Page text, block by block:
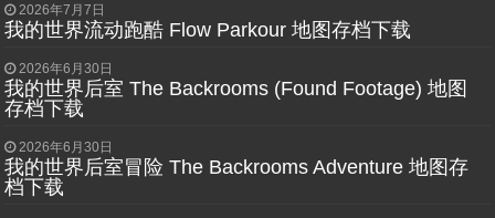
2026年7月7日
我的世界流动跑酷 Flow Parkour 地图存档下载
2026年6月30日
我的世界后室 The Backrooms (Found Footage) 地图
存档下载
2026年6月30日
我的世界后室冒险 The Backrooms Adventure 地图存
档下载